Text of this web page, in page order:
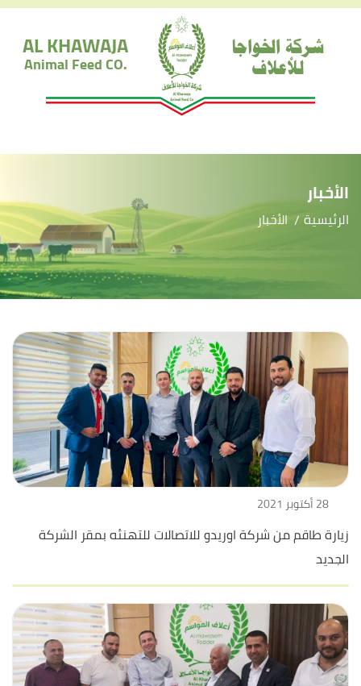
شركة الخواجا
للأعلاف
AL KHAWAJA
Animal Feed CO.
الأخبار
الرئيسية الأخبار
28 أكتوبر 2021
زيارة طاقم من شركة اوريدو للاتصالات للتهنئه بمقر الشركة
الجديد